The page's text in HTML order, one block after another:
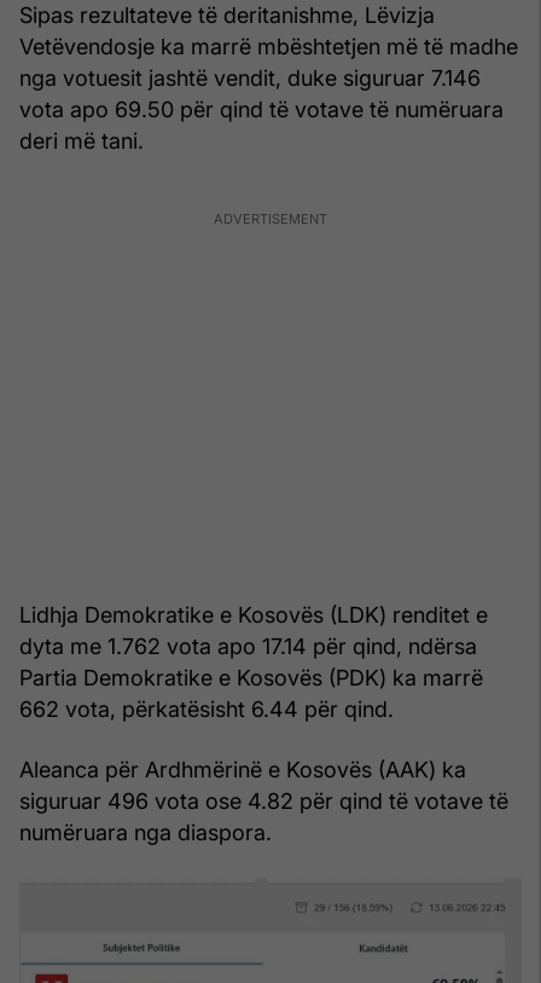
Sipas rezultateve të deritanishme, Lëvizja
Vetëvendosje ka marrë mbështetjen më të madhe
nga votuesit jashtë vendit, duke siguruar 7.146
vota apo 69.50 për qind të votave të numëruara
deri më tani.
Lidhja Demokratike e Kosovës (LDK) renditet e
dyta me 1.762 vota apo 17.14 për qind, ndërsa
Partia Demokratike e Kosovës (PDK) ka marrë
662 vota, përkatësisht 6.44 për qind.
Aleanca për Ardhmërinë e Kosovës (AAK) ka
siguruar 496 vota ose 4.82 për qind të votave të
numëruara nga diaspora.